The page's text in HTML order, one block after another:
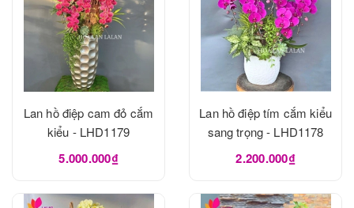
Lan hồ điệp cam đỏ cắm
kiểu - LHD1179
5.000.000₫
Lan hồ điệp tím cắm kiểu
sang trọng - LHD1178
2.200.000₫